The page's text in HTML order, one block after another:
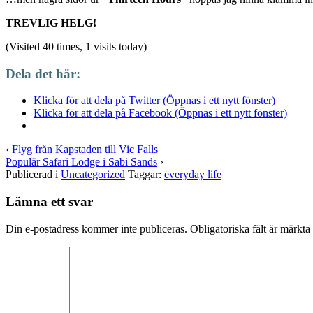
TREVLIG HELG!
(Visited 40 times, 1 visits today)
Dela det här:
Klicka för att dela på Twitter (Öppnas i ett nytt fönster)
Klicka för att dela på Facebook (Öppnas i ett nytt fönster)
‹ Flyg från Kapstaden till Vic Falls
Populär Safari Lodge i Sabi Sands ›
Publicerad i Uncategorized Taggar: everyday life
Lämna ett svar
Din e-postadress kommer inte publiceras. Obligatoriska fält är märkta